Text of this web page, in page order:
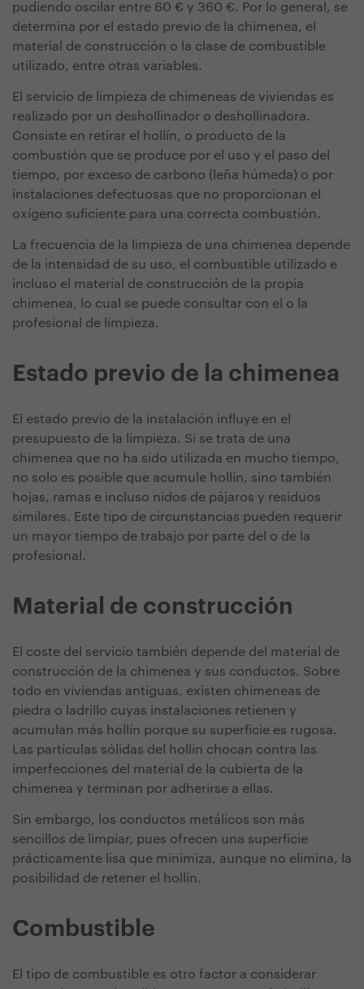
pudiendo oscilar entre 60 € y 360 €. Por lo general, se
determina por el estado previo de la chimenea, el
material de construcción o la clase de combustible
utilizado, entre otras variables.
El servicio de limpieza de chimeneas de viviendas es
realizado por un deshollinador o deshollinadora.
Consiste en retirar el hollín, o producto de la
combustión que se produce por el uso y el paso del
tiempo, por exceso de carbono (leña húmeda) o por
instalaciones defectuosas que no proporcionan el
oxígeno suficiente para una correcta combustión.
La frecuencia de la limpieza de una chimenea depende
de la intensidad de su uso, el combustible utilizado e
incluso el material de construcción de la propia
chimenea, lo cual se puede consultar con el o la
profesional de limpieza.
Estado previo de la chimenea
El estado previo de la instalación influye en el
presupuesto de la limpieza. Si se trata de una
chimenea que no ha sido utilizada en mucho tiempo,
no solo es posible que acumule hollín, sino también
hojas, ramas e incluso nidos de pájaros y residuos
similares. Este tipo de circunstancias pueden requerir
un mayor tiempo de trabajo por parte del o de la
profesional.
Material de construcción
El coste del servicio también depende del material de
construcción de la chimenea y sus conductos. Sobre
todo en viviendas antiguas, existen chimeneas de
piedra o ladrillo cuyas instalaciones retienen y
acumulan más hollín porque su superficie es rugosa.
Las partículas sólidas del hollín chocan contra las
imperfecciones del material de la cubierta de la
chimenea y terminan por adherirse a ellas.
Sin embargo, los conductos metálicos son más
sencillos de limpiar, pues ofrecen una superficie
prácticamente lisa que minimiza, aunque no elimina, la
posibilidad de retener el hollín.
Combustible
El tipo de combustible es otro factor a considerar